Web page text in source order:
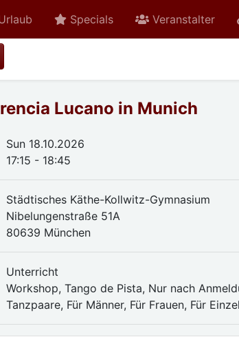
Specials Veranstalter
Lucano in Munich
Sun 18.10.2026
17:15 - 18:45
Städtisches Käthe-Kollwitz-Gymnasium
Nibelungenstraße 51A
80639 München
Unterricht
Workshop, Tango de Pista, Nur nach
Tanzpaare, Für Männer, Für Frauen, Für